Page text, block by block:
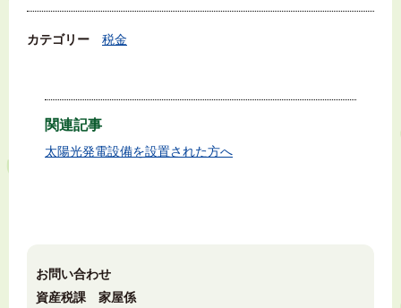
カテゴリー 税金
関連記事
太陽光発電設備を設置された方へ
お問い合わせ
資産税課 家屋係